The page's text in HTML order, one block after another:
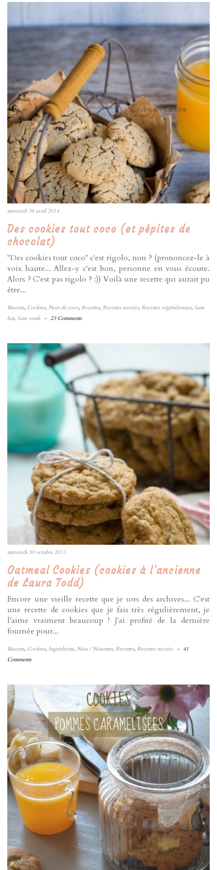
mercredi 30 avril 2014
Des cookies tout coco (et pépites de
chocolat)
"Des cookies tout coco" c'est rigolo, non ? (prononcez-le à
voix haute... Allez-y c'est bon, personne en vous écoute.
Alors ? C'est pas rigolo ? :)) Voilà une recette qui aurait pu
être...
Biscuits, Cookies, Noix de coco, Recettes, Recettes sucrées, Recettes végétaliennes, Sans
lait, Sans oeufs - 23 Comments
mercredi 30 octobre 2013
Oatmeal Cookies (cookies à l’ancienne
de Laura Todd)
Encore une vieille recette que je sors des archives... C'est
une recette de cookies que je fais très régulièrement, je
l'aime vraiment beaucoup ! J'ai profité de la dernière
fournée pour...
Biscuits, Cookies, Ingrédients, Noix / Noisettes, Recettes, Recettes sucrées - 41
Comments